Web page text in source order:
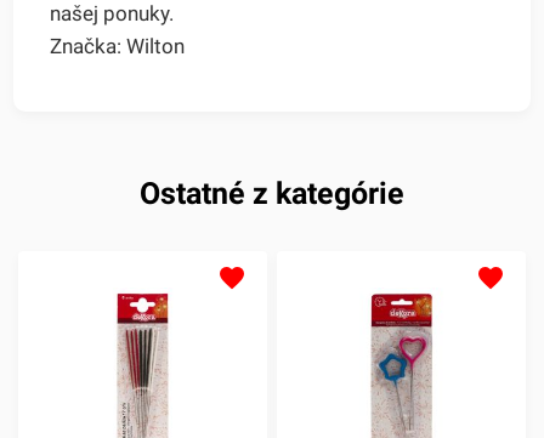
našej ponuky.
Značka: Wilton
Ostatné z kategórie